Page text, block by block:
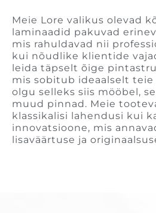
Meie Lore valikus olevad
laminaadid pakuvad
mis rahuldavad nii
kui nõudlike klientide
leida täpselt õige
mis sobitub ideaalselt
olgu selleks siis mööbel,
muud pinnad. Meie
klassikalisi lahendusi kui
innovatsioone, mis
lisaväärtuse ja